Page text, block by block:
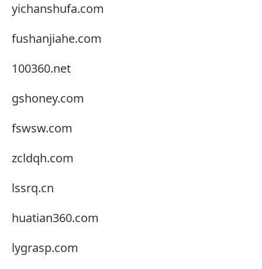
yichanshufa.com
fushanjiahe.com
100360.net
gshoney.com
fswsw.com
zcldqh.com
lssrq.cn
huatian360.com
lygrasp.com